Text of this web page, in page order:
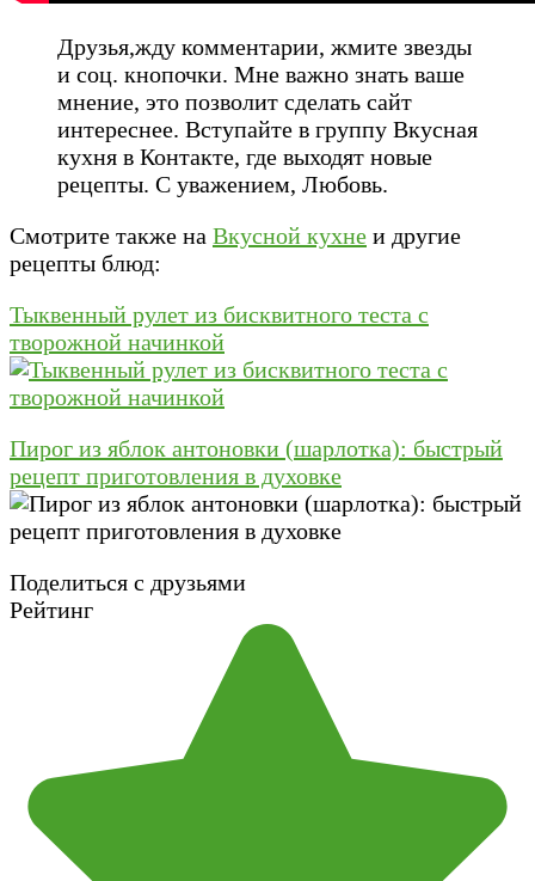
Друзья,жду комментарии, жмите звезды
и соц. кнопочки. Мне важно знать ваше
мнение, это позволит сделать сайт
интереснее. Вступайте в группу Вкусная
кухня в Контакте, где выходят новые
рецепты. С уважением, Любовь.
Смотрите также на Вкусной кухне и другие
рецепты блюд:
Тыквенный рулет из бисквитного теста с
творожной начинкой
Пирог из яблок антоновки (шарлотка): быстрый
рецепт приготовления в духовке
Поделиться с друзьями
Рейтинг